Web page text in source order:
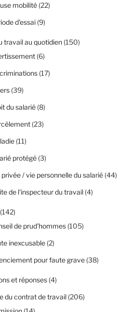
mobilité(22)
d'essai(9)
travail au quotidien(150)
(6)
(17)
(39)
du salarié(8)
(23)
(11)
protégé(3)
/ vie personnelle du salarié(44)
de l'inspecteur du travail(4)
de prud'hommes(105)
inexcusable(2)
pour faute grave(38)
et réponses(4)
du contrat de travail(206)